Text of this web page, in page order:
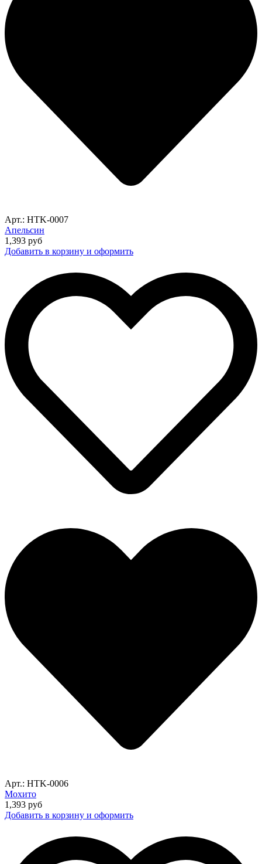
Арт.: HTK-0007
Апельсин
1,393 руб
Добавить в корзину и оформить
Арт.: HTK-0006
Мохито
1,393 руб
Добавить в корзину и оформить